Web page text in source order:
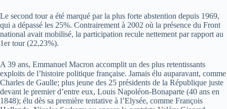
Le second tour a été marqué par la plus forte abstention depuis 1969,
qui a dépassé les 25%. Contrairement à 2002 où la présence du Front
national avait mobilisé, la participation recule nettement par rapport au
1er tour (22,23%).
A 39 ans, Emmanuel Macron accomplit un des plus retentissants
exploits de l’histoire politique française. Jamais élu auparavant, comme
Charles de Gaulle; plus jeune des 25 présidents de la République juste
devant le premier d’entre eux, Louis Napoléon-Bonaparte (40 ans en
1848); élu dès sa première tentative à l’Elysée, comme François